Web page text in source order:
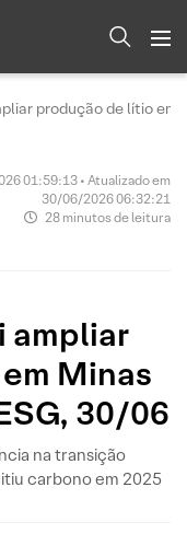
produção de lítio em
01:59:13 • Atualizado em
30/06/2026 06:32:21
28 minutos de leitura
ampliar
Minas
30/06
na transição
carbono em 2025